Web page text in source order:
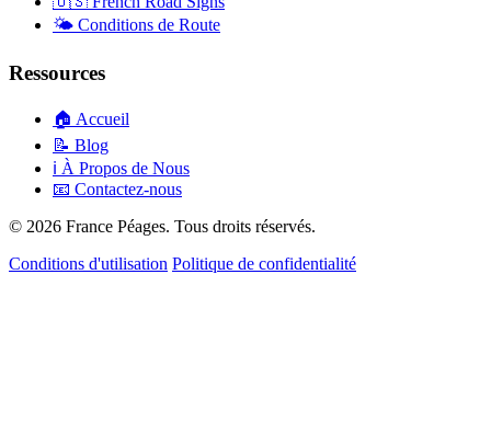
🌤️ Conditions de Route
Ressources
🏠 Accueil
📝 Blog
ℹ️ À Propos de Nous
📧 Contactez-nous
© 2026 France Péages. Tous droits réservés.
Conditions d'utilisation Politique de confidentialité